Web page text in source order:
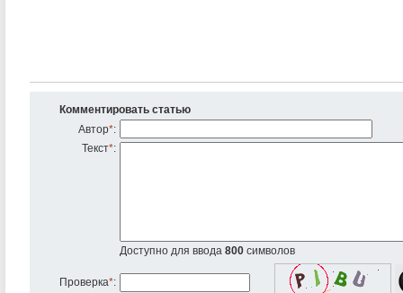
Комментировать статью
Автор*:
Текст*:
Доступно для ввода 800 символов
Проверка*: